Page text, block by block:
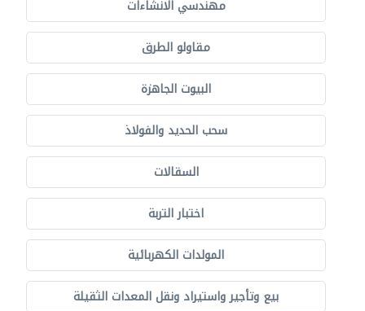
مهندسي الانشاءات
مقاولو الطرق
البيوت الجاهزة
سحب الحديد والفولاذ
السقالات
اختبار التربة
المولدات الكهربائية
بيع وتأجير واستيراد ونقل المعدات الثقيلة